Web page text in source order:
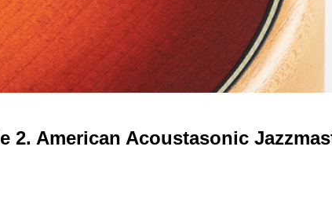
2. American Acoustasonic